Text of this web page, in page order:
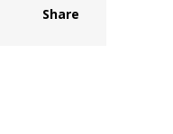
Share